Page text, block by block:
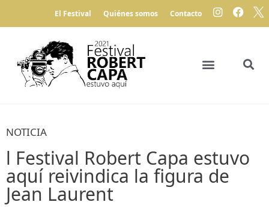
El Festival Quiénes somos Contacto
NOTICIA
l Festival Robert Capa estuvo
aquí reivindica la figura de
Jean Laurent